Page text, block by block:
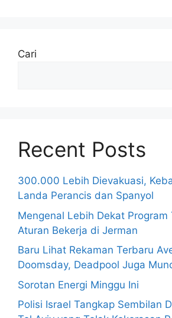
Cari
Recent Posts
300.000 Lebih Dievakuasi,
Landa Perancis dan Spanyol
Mengenal Lebih Dekat Program
Aturan Bekerja di Jerman
Baru Lihat Rekaman Terbaru
Doomsday, Deadpool Juga
Sorotan Energi Minggu Ini
Polisi Israel Tangkap Sembilan